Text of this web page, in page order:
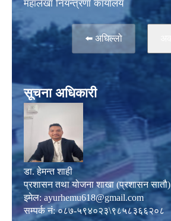
महालेखा नियन्त्रणा कार्यालय
⬅️ अघिल्लो
सूचना अधिकारी
डा. हेमन्त शाही
प्रशासन तथा योजना शाखा (प्रशासन सातौ)
इमेल: ayurhemu618@gmail.com
सम्पर्क नं: ०८७-५९४०२३\९८५८३६६२०८